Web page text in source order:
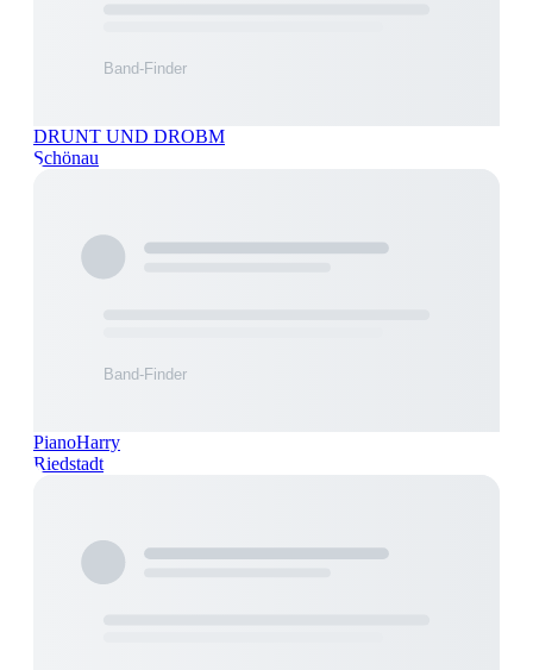
DRUNT UND DROBM
Schönau
PianoHarry
Riedstadt